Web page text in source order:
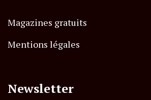
Magazines gratuits
Mentions légales
Newsletter